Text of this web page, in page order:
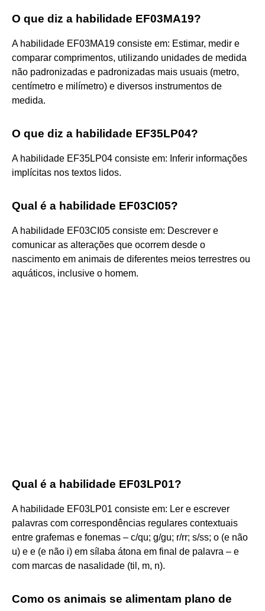
O que diz a habilidade EF03MA19?
A habilidade EF03MA19 consiste em: Estimar, medir e
comparar comprimentos, utilizando unidades de medida
não padronizadas e padronizadas mais usuais (metro,
centímetro e milímetro) e diversos instrumentos de
medida.
O que diz a habilidade EF35LP04?
A habilidade EF35LP04 consiste em: Inferir informações
implícitas nos textos lidos.
Qual é a habilidade EF03CI05?
A habilidade EF03CI05 consiste em: Descrever e
comunicar as alterações que ocorrem desde o
nascimento em animais de diferentes meios terrestres ou
aquáticos, inclusive o homem.
Qual é a habilidade EF03LP01?
A habilidade EF03LP01 consiste em: Ler e escrever
palavras com correspondências regulares contextuais
entre grafemas e fonemas – c/qu; g/gu; r/rr; s/ss; o (e não
u) e e (e não i) em sílaba átona em final de palavra – e
com marcas de nasalidade (til, m, n).
Como os animais se alimentam plano de